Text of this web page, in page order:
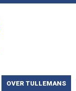
OVER TULLEMANS